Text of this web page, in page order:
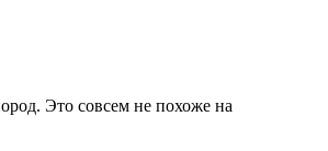
Это совсем не похоже на